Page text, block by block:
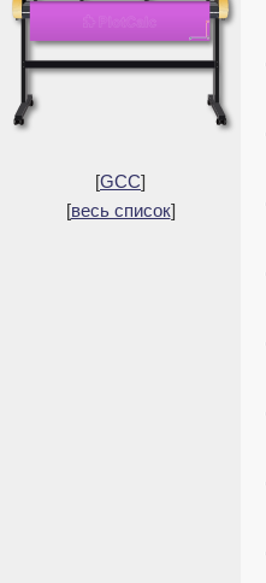
[GCC]
[весь список]